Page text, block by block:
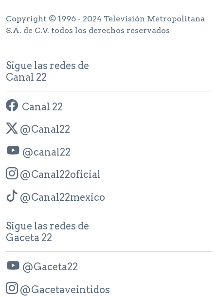
Copyright © 1996 - 2024 Televisión Metropolitana
S.A. de C.V. todos los derechos reservados
Sigue las redes de
Canal 22
Canal 22
@Canal22
@canal22
@Canal22oficial
@Canal22mexico
Sigue las redes de
Gaceta 22
@Gaceta22
@Gacetaveintidos